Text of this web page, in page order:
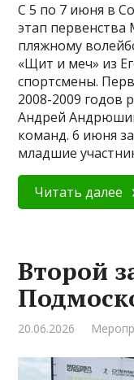
С 5 по 7 июня в
этап первенства
пляжному
«Щит и меч» из
спортсмены.
2008-2009 годов
Андрей
команд. 6 июня
младшие
Читать далее
Второй
20.06.2026